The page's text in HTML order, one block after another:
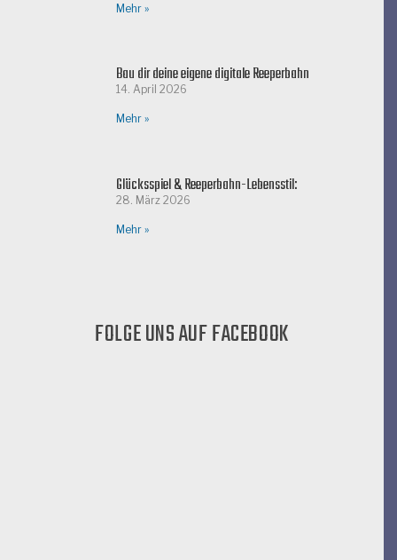
Mehr »
Bau dir deine eigene digitale Reeperbahn
14. April 2026
Mehr »
Glücksspiel & Reeperbahn-Lebensstil:
28. März 2026
Mehr »
FOLGE UNS AUF FACEBOOK